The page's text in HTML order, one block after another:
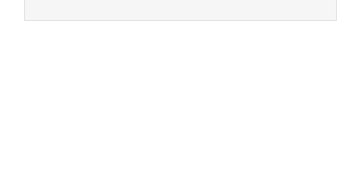
agence conseil en communication digitale